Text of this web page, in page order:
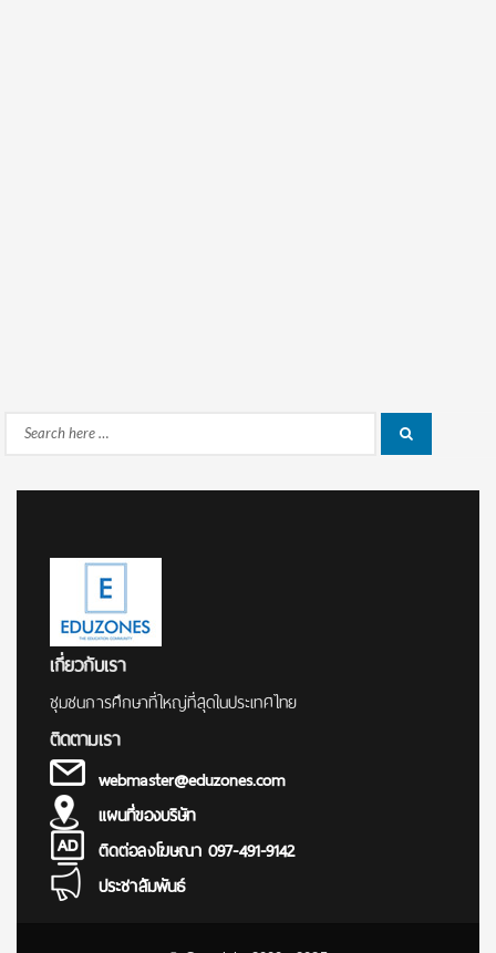
Search
เกี่ยวกับเรา
ชุมชนการศึกษาที่ใหญ่ที่สุดในประเทศไทย
ติดตามเรา
webmaster@eduzones.com
แผนที่ของบริษัท
ติดต่อลงโฆษณา 097-491-9142
ประชาสัมพันธ์